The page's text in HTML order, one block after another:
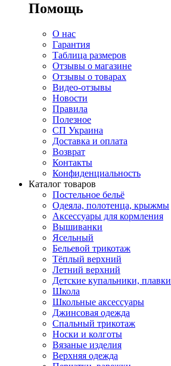
Помощь
О нас
Гарантия
Таблица размеров
Отзывы о магазине
Отзывы о товарах
Видео-отзывы
Новости
Правила
Полезное
СП Украина
Доставка и оплата
Возврат
Контакты
Конфиденциальность
Каталог товаров
Постельное бельё
Одеяла, полотенца, крыжмы
Аксессуары для кормления
Вышиванки
Ясельный
Бельевой трикотаж
Тёплый верхний
Летний верхний
Детские купальники, плавки
Школа
Школьные аксессуары
Джинсовая одежда
Спальный трикотаж
Носки и колготы
Вязаные изделия
Верхняя одежда